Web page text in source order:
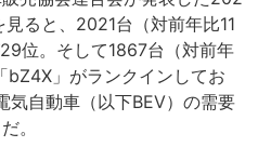
ると、2021台（対前年比11
位。そして1867台（対前年
」がランクインしてお
気自動車（以下BEV）の需要
。